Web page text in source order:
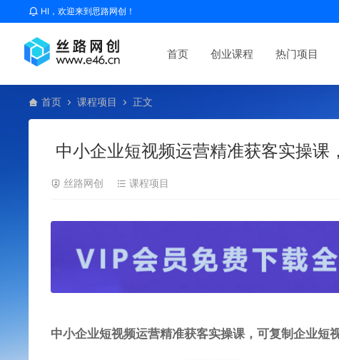
HI，欢迎来到思路网创！
首页 创业课程 热门项目
首页 课程项目 正文
中小企业短视频运营精准获客实操
丝路网创 课程项目
中小企业短视频运营精准获客实操课，可复制企业短